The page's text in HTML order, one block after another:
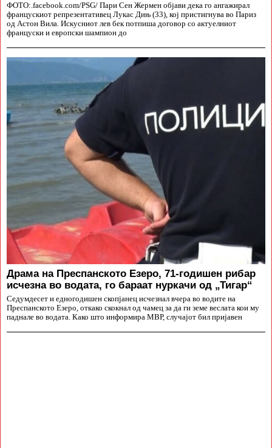
ФОТО:.facebook.com/PSG/ Пари Сен Жермен објави дека го ангажирал
францускиот репрезентативец Лукас Дињ (33), кој пристигнува во Париз
од Астон Вила. Искусниот лев бек потпиша договор со актуелниот
француски и европски шампион до
Драма на Преспанското Езеро, 71-годишен рибар
исчезна во водата, го бараат нуркачи од „Тигар“
Седумдесет и едногодишен скопјанец исчезнал вчера во водите на
Преспанското Езеро, откако скокнал од чамец за да ги земе веслата кои му
паднале во водата. Како што информира МВР, случајот бил пријавен